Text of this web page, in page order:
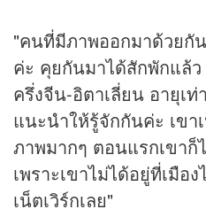
"คนที่มีภาพออกมาด้วยกั
ค่ะ คุยกันมาได้สักพักแล้ว
ครึ่งจีน-อิตาเลี่ยน อายุเ
แนะนำให้รู้จักกันค่ะ เข
ภาพมากๆ ตอนแรกเขาก็
เพราะเขาไม่ได้อยู่ที่เมือ
เน็ตเวิร์กเลย"